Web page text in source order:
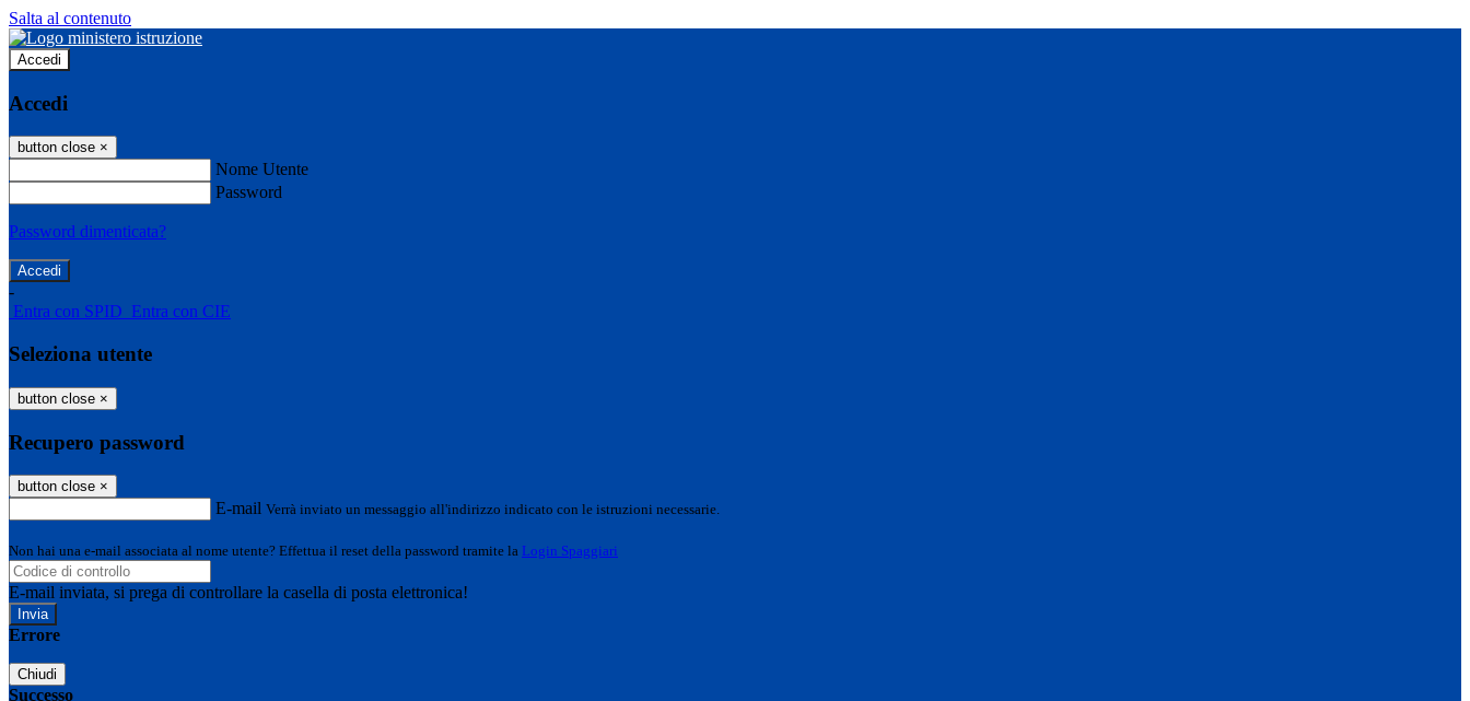
Salta al contenuto
Accedi
Accedi
button close ×
Nome Utente
Password
Password dimenticata?
-
Entra con SPID Entra con CIE
Seleziona utente
button close ×
Recupero password
button close ×
E-mail Verrà inviato un messaggio all'indirizzo indicato con le istruzioni necessarie.
Non hai una e-mail associata al nome utente? Effettua il reset della password tramite la Login Spaggiari
E-mail inviata, si prega di controllare la casella di posta elettronica!
Errore
Chiudi
Successo